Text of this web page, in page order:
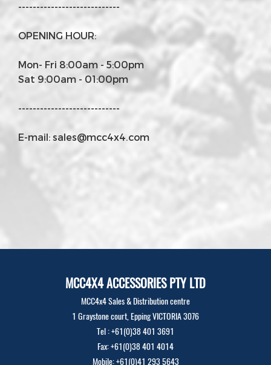
----------------------------
OPENING HOUR:
Mon- Fri 8:00am - 5:00pm
Sat 9:00am - 01:00pm
----------------------------
E-mail: sales@mcc4x4.com
MCC4X4 ACCESSORIES PTY LTD
MCC4x4 Sales & Distribution centre
1 Graystone court, Epping VICTORIA 3076
Tel : +61(0)38 401 3691
Fax: +61(0)38 401 4014
Mobile: +61(0)41 293 5643